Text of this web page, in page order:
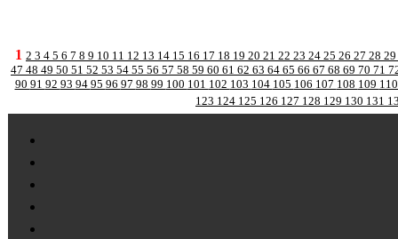
1 2 3 4 5 6 7 8 9 10 11 12 13 14 15 16 17 18 19 20 21 22 23 24 25 26 27 28 29
47 48 49 50 51 52 53 54 55 56 57 58 59 60 61 62 63 64 65 66 67 68 69 70 71
90 91 92 93 94 95 96 97 98 99 100 101 102 103 104 105 106 107 108 109
123 124 125 126 127 128 129 130 131